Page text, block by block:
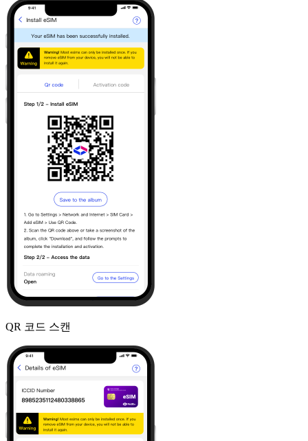
QR 코드 스캔